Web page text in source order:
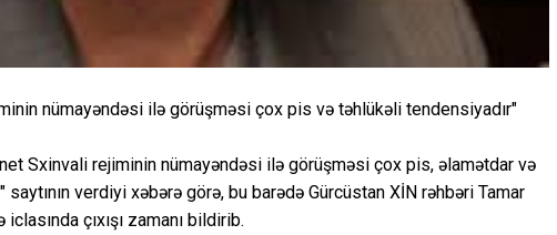
nümayəndəsi ilə görüşməsi çox pis və təhlükəli tendensiyadır"
Sxinvali rejiminin nümayəndəsi ilə görüşməsi çox pis, əlamətdar və
verdiyi xəbərə görə, bu barədə Gürcüstan XİN rəhbəri Tamar
çıxışı zamanı bildirib.